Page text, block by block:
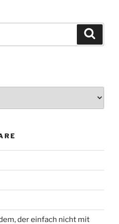
der einfach nicht mit